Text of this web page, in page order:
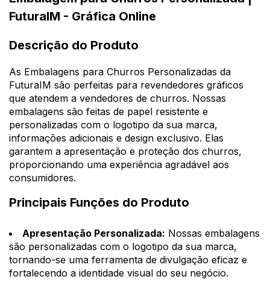
FuturaIM - Gráfica Online
Descrição do Produto
As Embalagens para Churros Personalizadas da
FuturaIM são perfeitas para revendedores gráficos
que atendem a vendedores de churros. Nossas
embalagens são feitas de papel resistente e
personalizadas com o logotipo da sua marca,
informações adicionais e design exclusivo. Elas
garantem a apresentação e proteção dos churros,
proporcionando uma experiência agradável aos
consumidores.
Principais Funções do Produto
Apresentação Personalizada: Nossas embalagens
são personalizadas com o logotipo da sua marca,
tornando-se uma ferramenta de divulgação eficaz e
fortalecendo a identidade visual do seu negócio.